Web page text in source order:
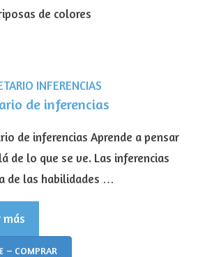
de inferencias
de inferencias Aprende a pensar
de lo que se ve. Las inferencias
de las habilidades …
más
– COMPRAR